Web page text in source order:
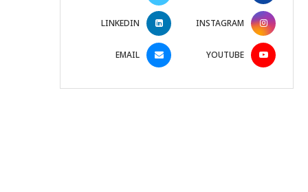
INSTAGRAM
LINKEDIN
YOUTUBE
EMAIL